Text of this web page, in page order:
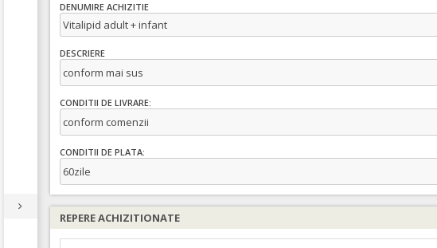
DENUMIRE ACHIZITIE
Vitalipid adult + infant
DESCRIERE
conform mai sus
CONDITII DE LIVRARE:
conform comenzii
CONDITII DE PLATA:
60zile
REPERE ACHIZITIONATE